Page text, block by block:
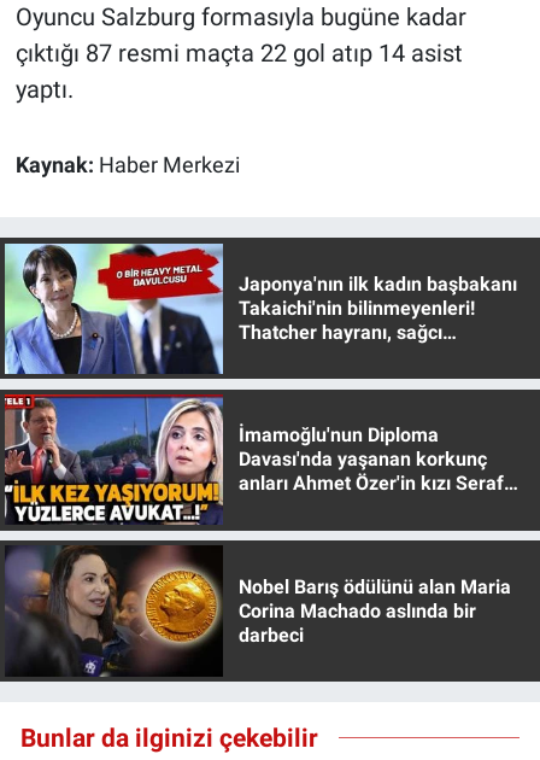
Oyuncu Salzburg formasıyla bugüne kadar
çıktığı 87 resmi maçta 22 gol atıp 14 asist
yaptı.
Kaynak: Haber Merkezi
Japonya'nın ilk kadın başbakanı
Takaichi'nin bilinmeyenleri!
Thatcher hayranı, sağcı
İmamoğlu'nun Diploma
Davası'nda yaşanan korkunç
anları Ahmet Özer'in kızı Seraf
Nobel Barış ödülünü alan Maria
Corina Machado aslında bir
darbeci
Bunlar da ilginizi çekebilir
Türkiye'nin Geleceği
Yerel Gündem
Yerel Yaşam
Canlı Yayın